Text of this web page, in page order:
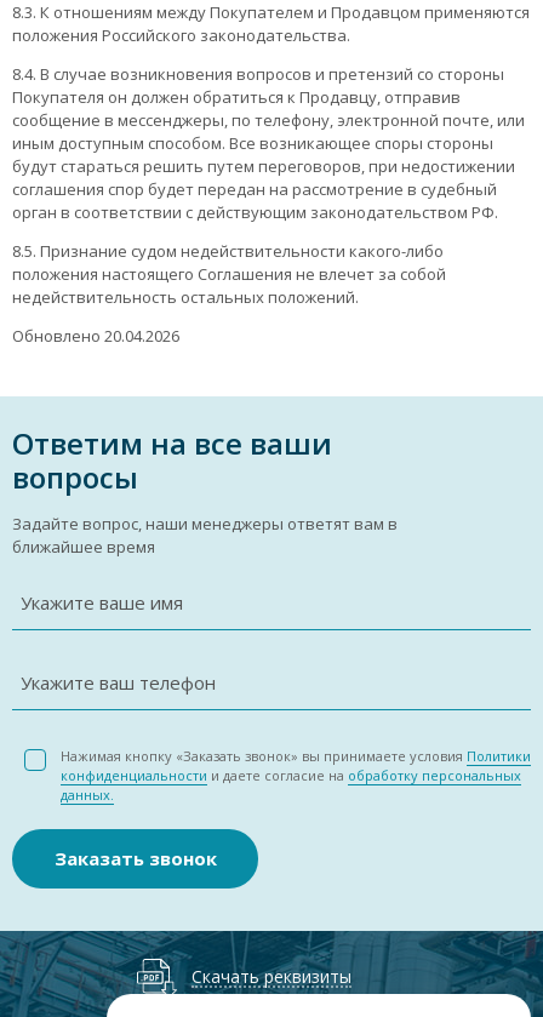
8.3. К отношениям между Покупателем и Продавцом применяются
положения Российского законодательства.
8.4. В случае возникновения вопросов и претензий со стороны
Покупателя он должен обратиться к Продавцу, отправив
сообщение в мессенджеры, по телефону, электронной почте, или
иным доступным способом. Все возникающее споры стороны
будут стараться решить путем переговоров, при недостижении
соглашения спор будет передан на рассмотрение в судебный
орган в соответствии с действующим законодательством РФ.
8.5. Признание судом недействительности какого-либо
положения настоящего Соглашения не влечет за собой
недействительность остальных положений.
Обновлено 20.04.2026
Ответим на все ваши
вопросы
Задайте вопрос, наши менеджеры ответят вам в
ближайшее время
Укажите ваше имя
Укажите ваш телефон
Нажимая кнопку «Заказать звонок» вы принимаете условия Политики
конфиденциальности и даете согласие на обработку персональных
данных.
Заказать звонок
Скачать реквизиты